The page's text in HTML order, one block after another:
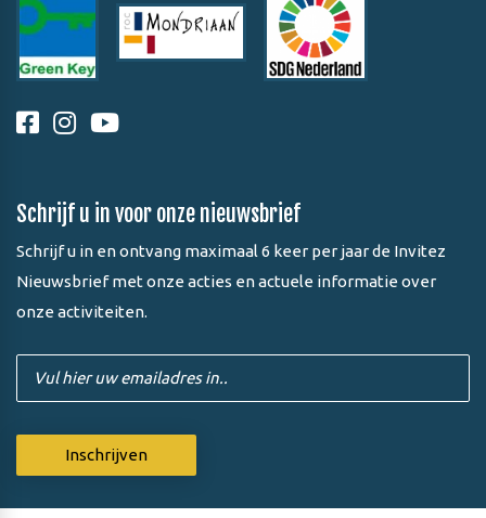
Schrijf u in voor onze nieuwsbrief
Schrijf u in en ontvang maximaal 6 keer per jaar de Invitez
Nieuwsbrief met onze acties en actuele informatie over
onze activiteiten.